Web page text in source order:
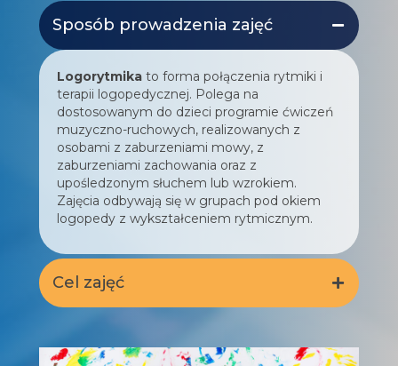
Sposób prowadzenia zajęć
Logorytmika to forma połączenia rytmiki i
terapii logopedycznej. Polega na
dostosowanym do dzieci programie ćwiczeń
muzyczno-ruchowych, realizowanych z
osobami z zaburzeniami mowy, z
zaburzeniami zachowania oraz z
upośledzonym słuchem lub wzrokiem.
Zajęcia odbywają się w grupach pod okiem
logopedy z wykształceniem rytmicznym.
Cel zajęć